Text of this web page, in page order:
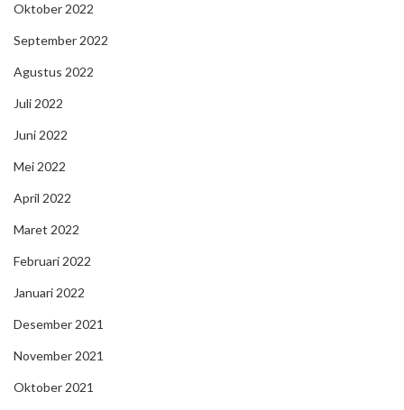
Oktober 2022
September 2022
Agustus 2022
Juli 2022
Juni 2022
Mei 2022
April 2022
Maret 2022
Februari 2022
Januari 2022
Desember 2021
November 2021
Oktober 2021